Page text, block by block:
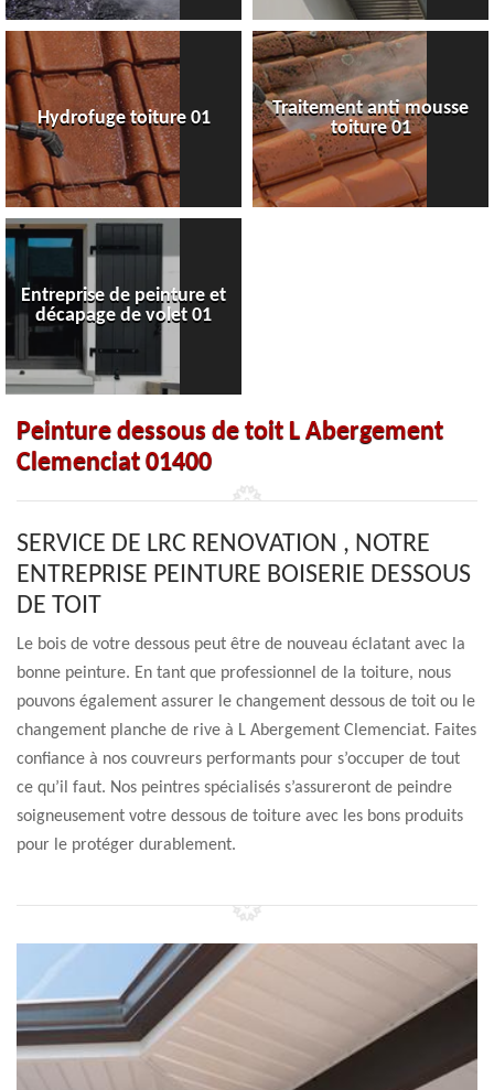
Hydrofuge toiture 01
Traitement anti mousse
toiture 01
Entreprise de peinture et
décapage de volet 01
Peinture dessous de toit L Abergement
Clemenciat 01400
SERVICE DE LRC RENOVATION , NOTRE
ENTREPRISE PEINTURE BOISERIE DESSOUS
DE TOIT
Le bois de votre dessous peut être de nouveau éclatant avec la
bonne peinture. En tant que professionnel de la toiture, nous
pouvons également assurer le changement dessous de toit ou le
changement planche de rive à L Abergement Clemenciat. Faites
confiance à nos couvreurs performants pour s’occuper de tout
ce qu’il faut. Nos peintres spécialisés s’assureront de peindre
soigneusement votre dessous de toiture avec les bons produits
pour le protéger durablement.